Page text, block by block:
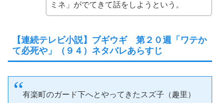
ミネ」がでてきて話をしようという。
【連続テレビ小説】ブギウギ 第２０週「ワテか
て必死や」（９４）ネタバレあらすじ
有楽町のガード下へとやってきたスズ子（趣里）